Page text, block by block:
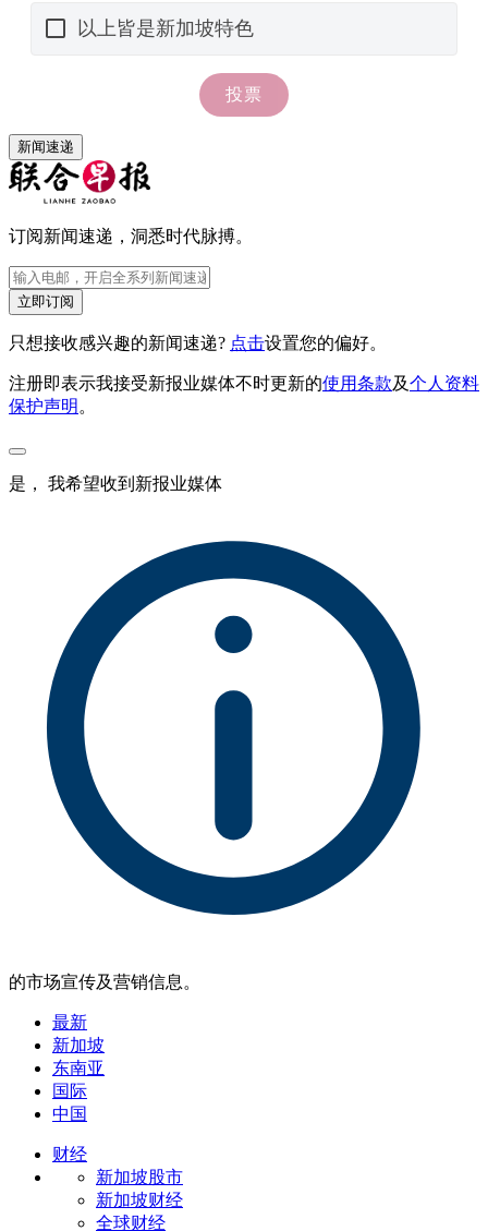
新闻速递
订阅新闻速递，洞悉时代脉搏。
立即订阅
只想接收感兴趣的新闻速递? 点击设置您的偏好。
注册即表示我接受新报业媒体不时更新的使用条款及个人资料
保护声明 。
是， 我希望收到新报业媒体
的市场宣传及营销信息。
最新
新加坡
东南亚
国际
中国
财经
新加坡股市
新加坡财经
全球财经